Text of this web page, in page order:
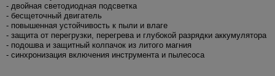
- двойная светодиодная подсветка
- бесщеточный двигатель
- повышенная устойчивость к пыли и влаге
- защита от перегрузки, перегрева и глубокой разрядки аккумулятора
- подошва и защитный колпачок из литого магния
- синхронизация включения инструмента и пылесоса